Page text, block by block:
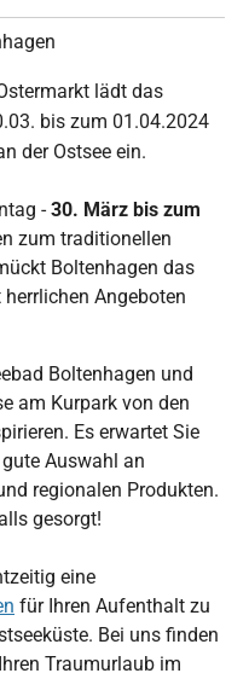
lädt das
bis zum 01.04.2024
der Ostsee ein.
-30. März bis zum
zum traditionellen
Boltenhagen das
Angeboten
Boltenhagen und
am Kurpark von den
Es erwartet Sie
Auswahl an
regionalen Produkten.
gesorgt!
eine
für Ihren Aufenthalt zu
Bei uns finden
Traumurlaub im